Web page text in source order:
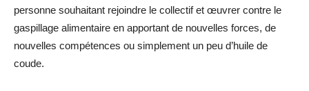
personne souhaitant rejoindre le collectif et œuvrer contre le
gaspillage alimentaire en apportant de nouvelles forces, de
nouvelles compétences ou simplement un peu d’huile de
coude.